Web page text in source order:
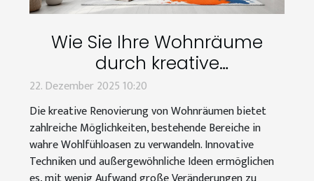
Wie Sie Ihre Wohnräume
durch kreative
Renovierungstechniken
transformieren können
22. Dezember 2025 10:20
Die kreative Renovierung von Wohnräumen bietet
zahlreiche Möglichkeiten, bestehende Bereiche in
wahre Wohlfühloasen zu verwandeln. Innovative
Techniken und außergewöhnliche Ideen ermöglichen